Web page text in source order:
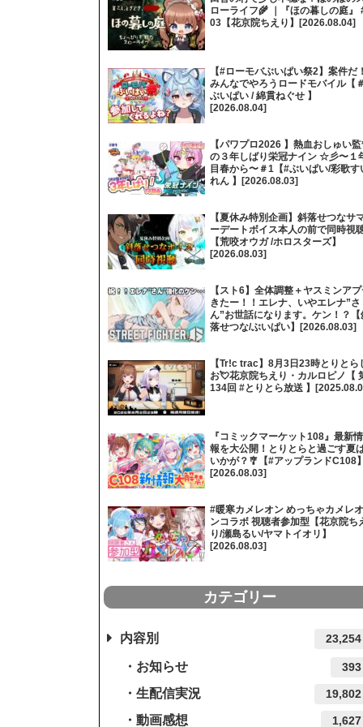
ローライフ🌾 ｜『ほの暮しの庭』
03【花京院ちえり】[2026.08.04]
【#ローモバぶいぱい祭2】案件だ！
みんなでやろうロードモバイル【＃
ぶいぱい / 綿貫ねぐせ 】
[2026.08.04]
【パワプロ2026 】熱血おしゅい
の３年しばり栄冠ナイン ☆彡〜１
目春から〜＃1【#ぶいぱい/彩歌す
れん 】[2026.08.03]
【夏休み特別企画】斜落せつなサ
ーデートボイス本人の前で同時視
【荒咬オウガ /ホロスターズ】
[2026.08.03]
【スト6】全体調整＋ヤスミンア
きたー！！エレナ、いやエレナ”さ
ん”お世話になります。ケン！？【
落せつな/ぶいぱい】[2026.08.03]
【Tr!c trac】8月3日23時とりとら
お💘花京院ちえり・カルロピノ【
134回 #とりとら放送 】
『コミックマーケット108』最新情
報を大公開！とりとらと過ごす夏
いかが？🎐【#アップランドC108】
[2026.08.03]
#暖寒カメレオン めっちゃカメレオ
ンコラボ 視聴者参加型【花京院ち
り/瀬島るい/ヤマトイオリ】
[2026.08.03]
カテゴリー
内容別 23,254
お知らせ 393
生配信実況 19,802
動画感想 1,627